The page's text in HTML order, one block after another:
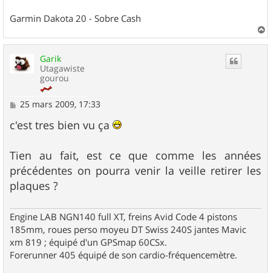
Garmin Dakota 20 - Sobre Cash
a
Garik
Utagawiste
gourou
M
s
s
g
e
25 mars 2009, 17:33
c'est tres bien vu ça
Tien au fait, est ce que comme les années
précédentes on pourra venir la veille retirer les
plaques ?
Engine LAB NGN140 full XT, freins Avid Code 4 pistons
185mm, roues perso moyeu DT Swiss 240S jantes Mavic
xm 819 ; équipé d'un GPSmap 60CSx.
Forerunner 405 équipé de son cardio-fréquencemètre.